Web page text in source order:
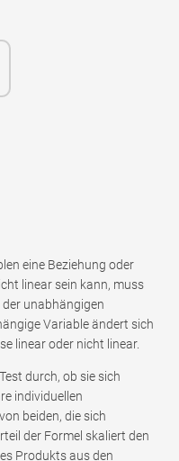
eine Beziehung oder
linear sein kann, muss
unabhängigen
Variable ändert sich
linear oder nicht linear.
durch, ob sie sich
individuellen
beiden, die sich
der Formel skaliert den
Produkts aus den